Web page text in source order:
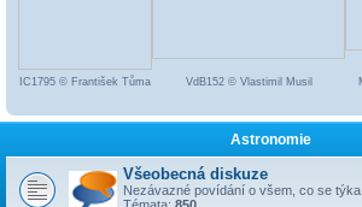
IC1795 © František Tůma VdB152 © Vlastimil Musil
Astronomie
Všeobecná diskuze
Nezávazné povídání o všem, co se týka